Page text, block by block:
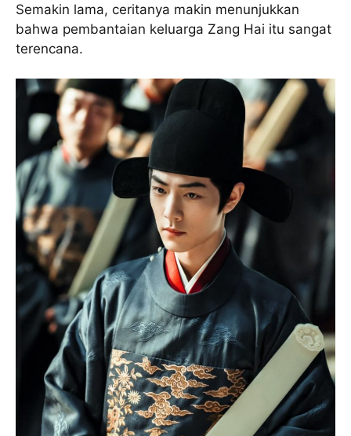
Semakin lama, ceritanya makin menunjukkan
bahwa pembantaian keluarga Zang Hai itu sangat
terencana.